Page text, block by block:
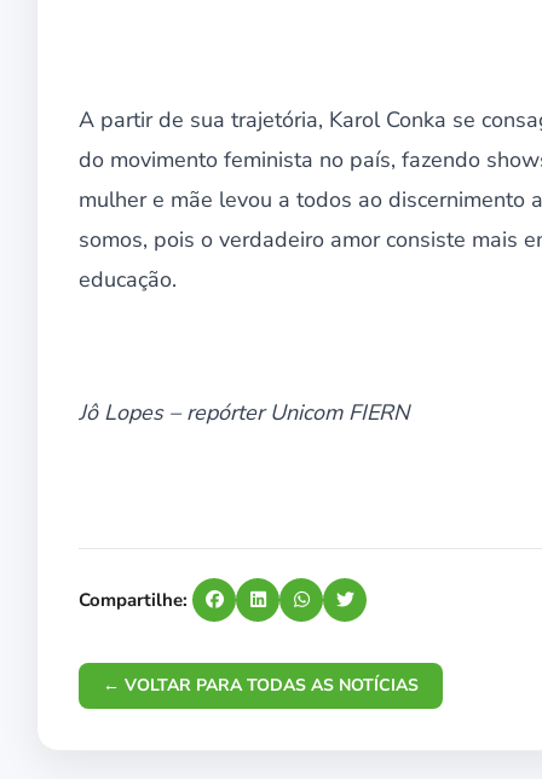
A partir de sua trajetória, Karol Conka se
do movimento feminista no país, fazendo
mulher e mãe levou a todos ao
somos, pois o verdadeiro amor consiste mais
educação.
Jô Lopes – repórter Unicom FIERN
Compartilhe:
← VOLTAR PARA TODAS AS NOTÍCIAS